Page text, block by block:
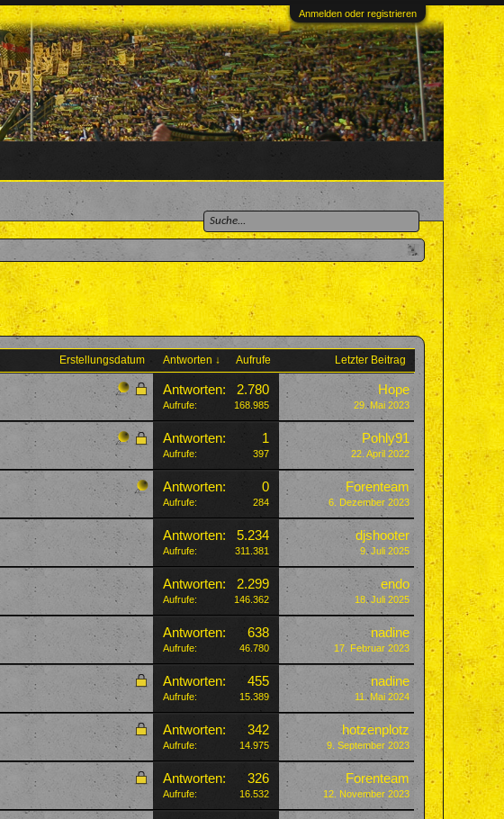
Anmelden oder registrieren
Erstellungsdatum Antworten ↓ Aufrufe Letzter Beitrag
Antworten: 2.780
Aufrufe: 168.985
Hope
29. Mai 2023
Antworten: 1
Aufrufe: 397
Pohly91
22. April 2022
Antworten: 0
Aufrufe: 284
Forenteam
6. Dezember 2023
Antworten: 5.234
Aufrufe: 311.381
djshooter
9. Juli 2025
Antworten: 2.299
Aufrufe: 146.362
endo
18. Juli 2025
Antworten: 638
Aufrufe: 46.780
nadine
17. Februar 2023
Antworten: 455
Aufrufe: 15.389
nadine
11. Mai 2024
Antworten: 342
Aufrufe: 14.975
hotzenplotz
9. September 2023
Antworten: 326
Aufrufe: 16.532
Forenteam
12. November 2023